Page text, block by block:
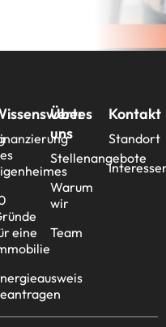
eine
Über
uns
Stellenangebote
Warum
wir
Team
Kontakt
Standort